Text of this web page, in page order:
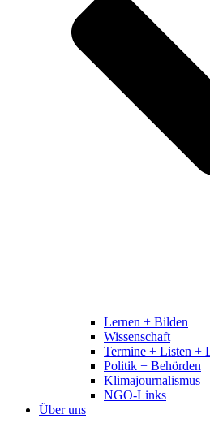
Lernen + Bilden
Wissenschaft
Termine + Listen +
Politik + Behörden
Klimajournalismus
NGO-Links
Über uns